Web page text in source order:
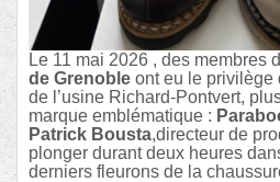
Le 11 mai 2026 , des membres
de Grenoble ont eu le privilège
de l’usine Richard-Pontvert,
marque emblématique :
Patrick Bousta,directeur de
plonger durant deux heures
derniers fleurons de la